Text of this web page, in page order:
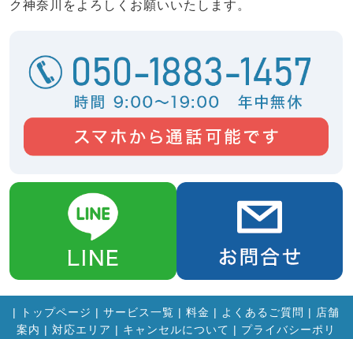
ク神奈川をよろしくお願いいたします。
| トップページ | サービス一覧 | 料金 | よくあるご質問 | 店舗
案内 | 対応エリア | キャンセルについて | プライバシーポリ